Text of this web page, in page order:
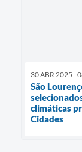
30 ABR 2025 -
São
climáticas
Cidades